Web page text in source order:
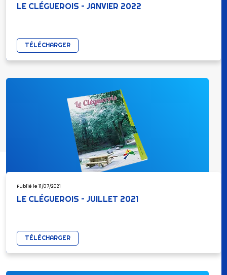
LE CLÉGUEROIS – JANVIER 2022
TÉLÉCHARGER
Publié le 11/07/2021
LE CLÉGUEROIS – JUILLET 2021
TÉLÉCHARGER